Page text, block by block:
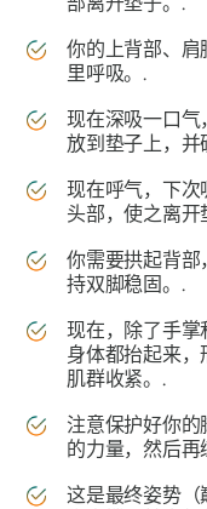
你的上背部、肩
里呼吸。.
现在深吸一口气
放到垫子上，并
现在呼气，下次
头部，使之离开
你需要拱起背部
持双脚稳固。.
现在，除了手掌
身体都抬起来
肌群收紧。.
注意保护好你的
的力量，然后再
这是最终姿势（